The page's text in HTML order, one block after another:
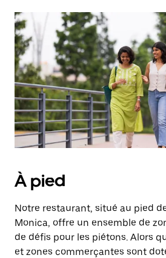
À pied
Notre restaurant, situé au pied
Monica, offre un ensemble de
de défis pour les piétons. Alors
et zones commerçantes sont